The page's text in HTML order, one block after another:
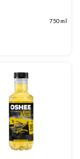
750 ml